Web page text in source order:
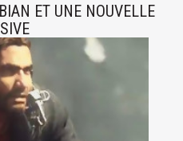
ET UNE NOUVELLE